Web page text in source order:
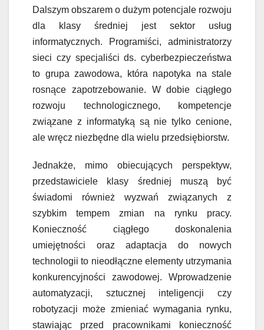
Dalszym obszarem o dużym potencjale rozwoju
dla klasy średniej jest sektor usług
informatycznych. Programiści, administratorzy
sieci czy specjaliści ds. cyberbezpieczeństwa
to grupa zawodowa, która napotyka na stale
rosnące zapotrzebowanie. W dobie ciągłego
rozwoju technologicznego, kompetencje
związane z informatyką są nie tylko cenione,
ale wręcz niezbędne dla wielu przedsiębiorstw.
Jednakże, mimo obiecujących perspektyw,
przedstawiciele klasy średniej muszą być
świadomi również wyzwań związanych z
szybkim tempem zmian na rynku pracy.
Konieczność ciągłego doskonalenia
umiejętności oraz adaptacja do nowych
technologii to nieodłączne elementy utrzymania
konkurencyjności zawodowej. Wprowadzenie
automatyzacji, sztucznej inteligencji czy
robotyzacji może zmieniać wymagania rynku,
stawiając przed pracownikami konieczność